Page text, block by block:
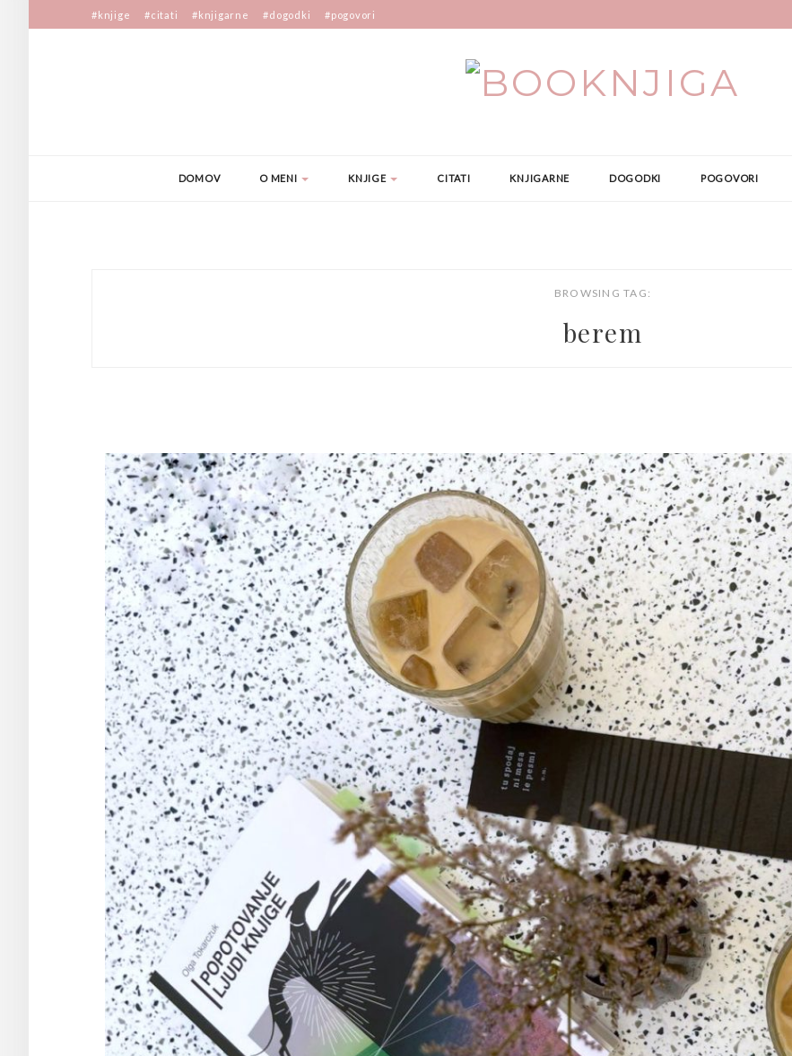
#knjige #citati #knjigarne #dogodki #pogovori
DOMOV O MENI KNJIGE CITATI KNJIGARNE DOGODKI POGOVORI
BROWSING TAG:
berem